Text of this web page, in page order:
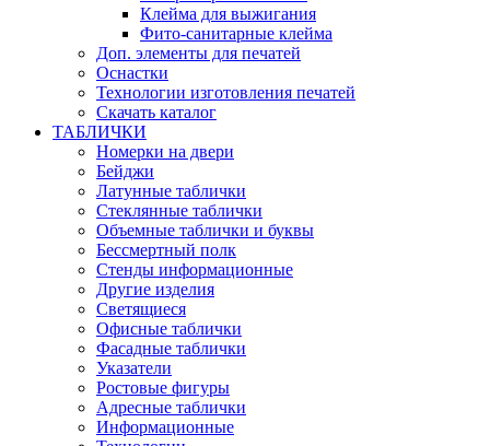
Клейма для выжигания
Фито-санитарные клейма
Доп. элементы для печатей
Оснастки
Технологии изготовления печатей
Скачать каталог
ТАБЛИЧКИ
Номерки на двери
Бейджи
Латунные таблички
Стеклянные таблички
Объемные таблички и буквы
Бессмертный полк
Стенды информационные
Другие изделия
Светящиеся
Офисные таблички
Фасадные таблички
Указатели
Ростовые фигуры
Адресные таблички
Информационные